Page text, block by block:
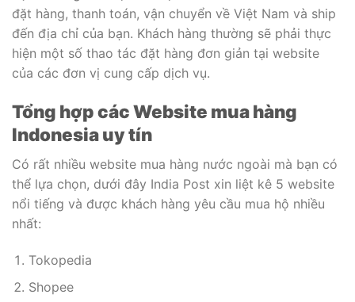
đặt hàng, thanh toán, vận chuyển về Việt Nam và ship
đến địa chỉ của bạn. Khách hàng thường sẽ phải thực
hiện một số thao tác đặt hàng đơn giản tại website
của các đơn vị cung cấp dịch vụ.
Tổng hợp các Website mua hàng
Indonesia uy tín
Có rất nhiều website mua hàng nước ngoài mà bạn có
thể lựa chọn, dưới đây India Post xin liệt kê 5 website
nổi tiếng và được khách hàng yêu cầu mua hộ nhiều
nhất:
Tokopedia
Shopee